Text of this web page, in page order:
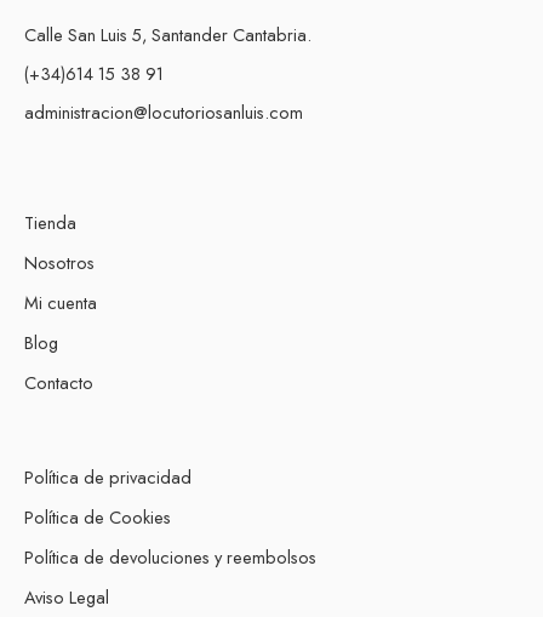
Calle San Luis 5, Santander Cantabria.
(+34)614 15 38 91
administracion@locutoriosanluis.com
Tienda
Nosotros
Mi cuenta
Blog
Contacto
Política de privacidad
Política de Cookies
Política de devoluciones y reembolsos
Aviso Legal